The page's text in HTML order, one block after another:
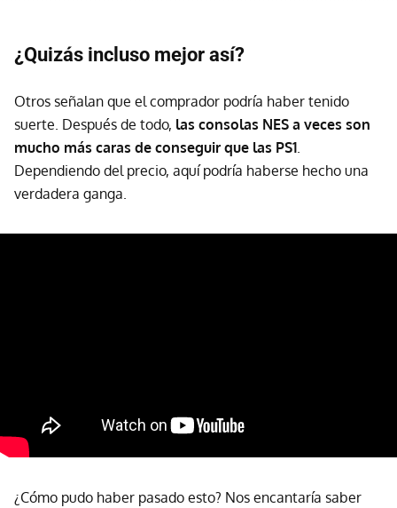
¿Quizás incluso mejor así?
Otros señalan que el comprador podría haber tenido
suerte. Después de todo, las consolas NES a veces son
mucho más caras de conseguir que las PS1.
Dependiendo del precio, aquí podría haberse hecho una
verdadera ganga.
¿Cómo pudo haber pasado esto? Nos encantaría saber